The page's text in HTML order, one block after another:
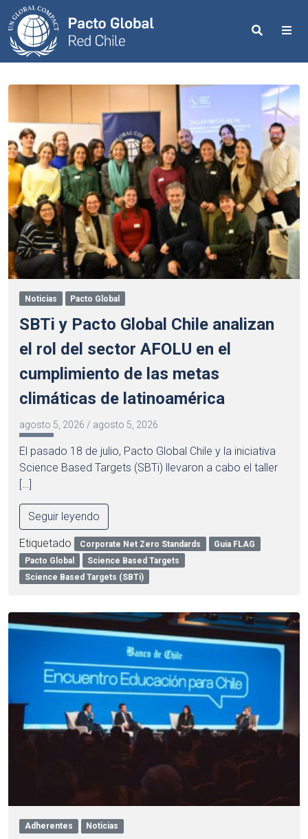
Search
Noticias Pacto Global
SBTi y Pacto Global Chile analizan
el rol del sector AFOLU en el
cumplimiento de las metas
climáticas de latinoamérica
agosto 5, 2026 / agosto 5, 2026
El pasado 18 de julio, Pacto Global Chile y la iniciativa
Science Based Targets (SBTi) llevaron a cabo el taller
[…]
Seguir leyendo
Etiquetado Corporate Net Zero Standards
Guia FLAG
Pacto Global
Science Based Targets
Science Based Targets (SBTi)
Adherentes Noticias